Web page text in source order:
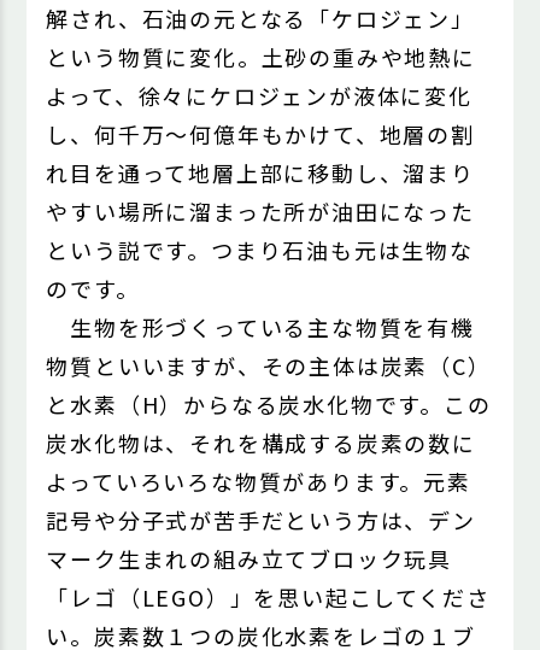
解され、石油の元となる「ケロジェン」
という物質に変化。土砂の重みや地熱に
よって、徐々にケロジェンが液体に変化
し、何千万～何億年もかけて、地層の割
れ目を通って地層上部に移動し、溜まり
やすい場所に溜まった所が油田になった
という説です。つまり石油も元は生物な
のです。
生物を形づくっている主な物質を有機
物質といいますが、その主体は炭素（C）
と水素（H）からなる炭水化物です。この
炭水化物は、それを構成する炭素の数に
よっていろいろな物質があります。元素
記号や分子式が苦手だという方は、デン
マーク生まれの組み立てブロック玩具
「レゴ（LEGO）」を思い起こしてくださ
い。炭素数１つの炭化水素をレゴの１ブ